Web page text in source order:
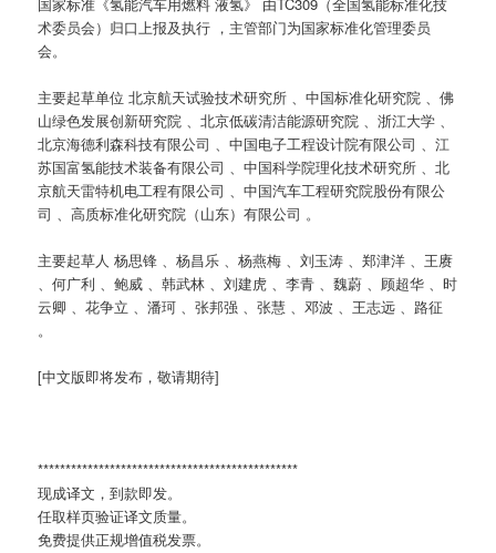
术委员会）归口上报及执行 ，主管部门为国家标准化管理委员
会。
主要起草单位 北京航天试验技术研究所 、中国标准化研究院 、佛
山绿色发展创新研究院 、北京低碳清洁能源研究院 、浙江大学 、
北京海德利森科技有限公司 、中国电子工程设计院有限公司 、江
苏国富氢能技术装备有限公司 、中国科学院理化技术研究所 、北
京航天雷特机电工程有限公司 、中国汽车工程研究院股份有限公
司 、高质标准化研究院（山东）有限公司 。
主要起草人 杨思锋 、杨昌乐 、杨燕梅 、刘玉涛 、郑津洋 、王赓
、何广利 、鲍威 、韩武林 、刘建虎 、李青 、魏蔚 、顾超华 、时
云卿 、花争立 、潘珂 、张邦强 、张慧 、邓波 、王志远 、路征
。
[中文版即将发布，敬请期待]
***********************************************
现成译文，到款即发。
任取样页验证译文质量。
免费提供正规增值税发票。